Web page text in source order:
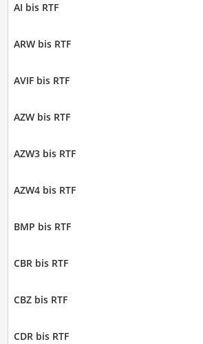
AI bis RTF
ARW bis RTF
AVIF bis RTF
AZW bis RTF
AZW3 bis RTF
AZW4 bis RTF
BMP bis RTF
CBR bis RTF
CBZ bis RTF
CDR bis RTF